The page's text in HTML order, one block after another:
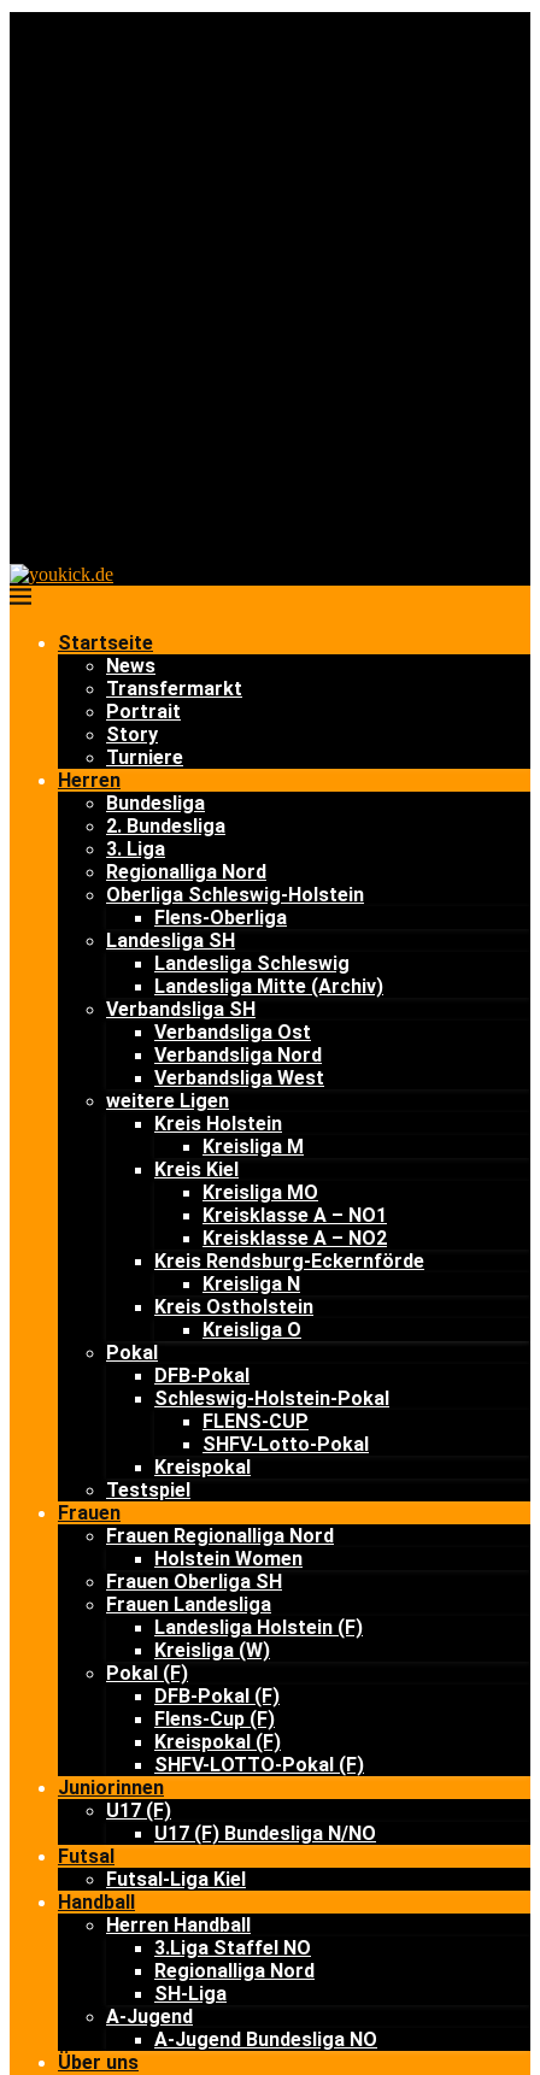
Startseite
News
Transfermarkt
Portrait
Story
Turniere
Herren
Bundesliga
2. Bundesliga
3. Liga
Regionalliga Nord
Oberliga Schleswig-Holstein
Flens-Oberliga
Landesliga SH
Landesliga Schleswig
Landesliga Mitte (Archiv)
Verbandsliga SH
Verbandsliga Ost
Verbandsliga Nord
Verbandsliga West
weitere Ligen
Kreis Holstein
Kreisliga M
Kreis Kiel
Kreisliga MO
Kreisklasse A – NO1
Kreisklasse A – NO2
Kreis Rendsburg-Eckernförde
Kreisliga N
Kreis Ostholstein
Kreisliga O
Pokal
DFB-Pokal
Schleswig-Holstein-Pokal
FLENS-CUP
SHFV-Lotto-Pokal
Kreispokal
Testspiel
Frauen
Frauen Regionalliga Nord
Holstein Women
Frauen Oberliga SH
Frauen Landesliga
Landesliga Holstein (F)
Kreisliga (W)
Pokal (F)
DFB-Pokal (F)
Flens-Cup (F)
Kreispokal (F)
SHFV-LOTTO-Pokal (F)
Juniorinnen
U17 (F)
U17 (F) Bundesliga N/NO
Futsal
Futsal-Liga Kiel
Handball
Herren Handball
3.Liga Staffel NO
Regionalliga Nord
SH-Liga
A-Jugend
A-Jugend Bundesliga NO
Über uns